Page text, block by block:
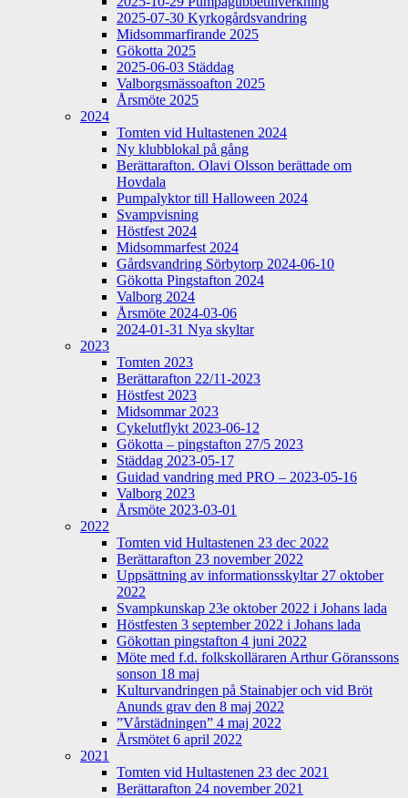
2025-07-30 Kyrkogårdsvandring
Midsommarfirande 2025
Gökotta 2025
2025-06-03 Städdag
Valborgsmässoafton 2025
Årsmöte 2025
2024
Tomten vid Hultastenen 2024
Ny klubblokal på gång
Berättarafton. Olavi Olsson berättade om
Hovdala
Pumpalyktor till Halloween 2024
Svampvisning
Höstfest 2024
Midsommarfest 2024
Gårdsvandring Sörbytorp 2024-06-10
Gökotta Pingstafton 2024
Valborg 2024
Årsmöte 2024-03-06
2024-01-31 Nya skyltar
2023
Tomten 2023
Berättarafton 22/11-2023
Höstfest 2023
Midsommar 2023
Cykelutflykt 2023-06-12
Gökotta – pingstafton 27/5 2023
Städdag 2023-05-17
Guidad vandring med PRO – 2023-05-16
Valborg 2023
Årsmöte 2023-03-01
2022
Tomten vid Hultastenen 23 dec 2022
Berättarafton 23 november 2022
Uppsättning av informationsskyltar 27 oktober
2022
Svampkunskap 23e oktober 2022 i Johans lada
Höstfesten 3 september 2022 i Johans lada
Gökottan pingstafton 4 juni 2022
Möte med f.d. folkskolläraren Arthur Göranssons
sonson 18 maj
Kulturvandringen på Stainabjer och vid Bröt
Anunds grav den 8 maj 2022
”Vårstädningen” 4 maj 2022
Årsmötet 6 april 2022
2021
Tomten vid Hultastenen 23 dec 2021
Berättarafton 24 november 2021